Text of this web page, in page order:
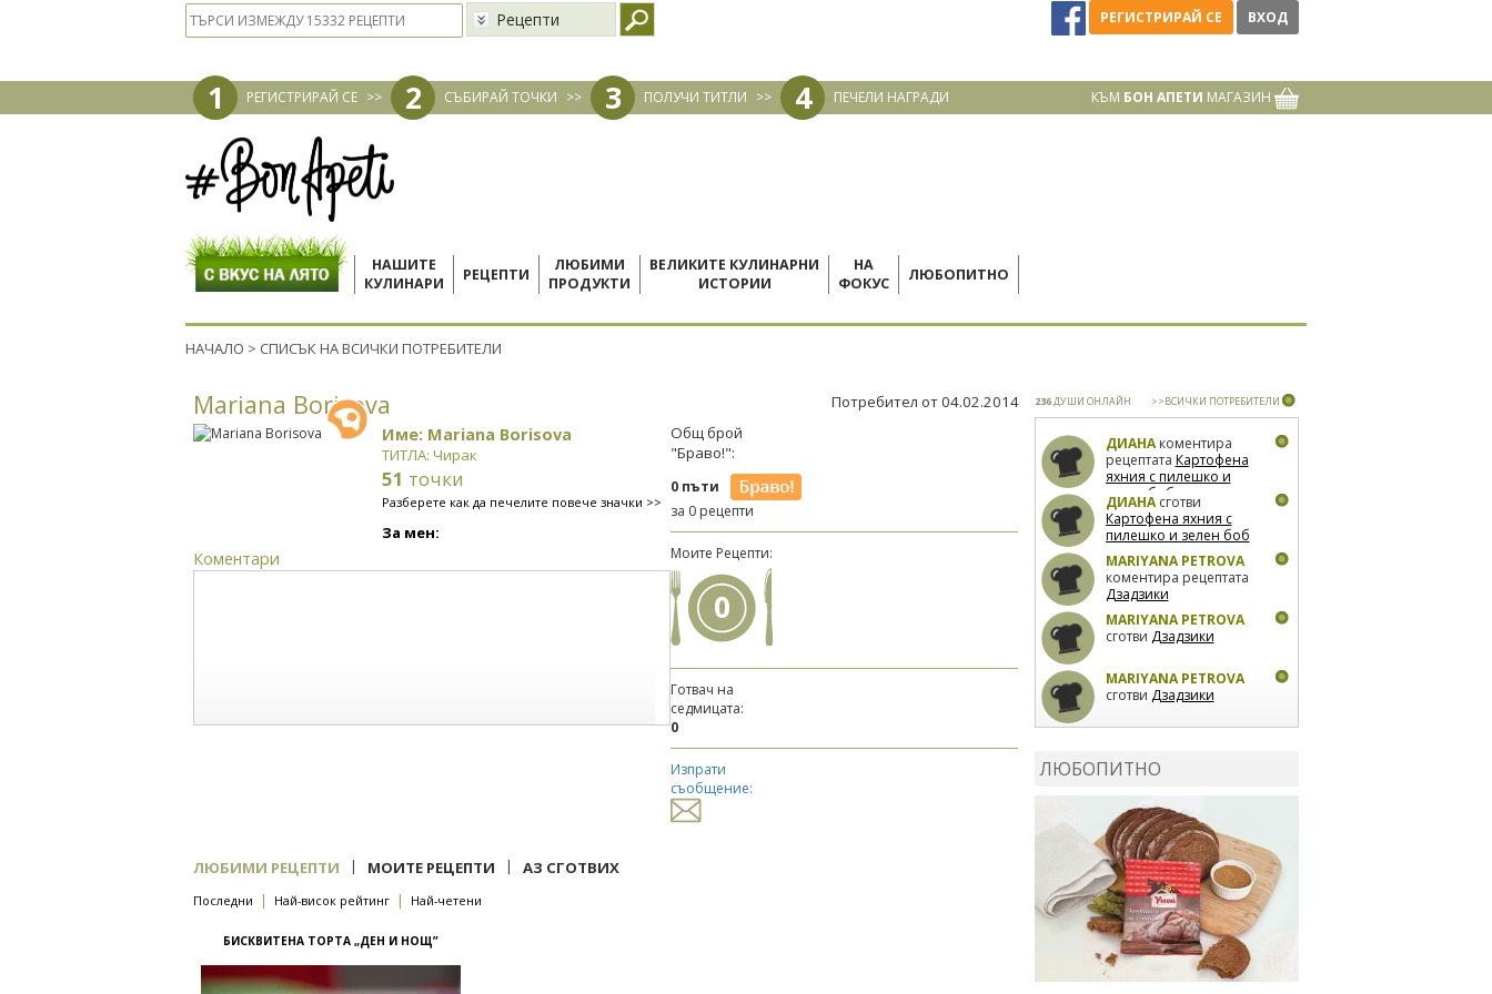
Рецепти РЕГИСТРИРАЙ СЕ ВХОД
1 РЕГИСТРИРАЙ СЕ >> 2 СЪБИРАЙ ТОЧКИ >> 3 ПОЛУЧИ ТИТЛИ >> 4 ПЕЧЕЛИ НАГРАДИ КЪМ БОН АПЕТИ МАГАЗИН
НАШИТЕ
КУЛИНАРИ
РЕЦЕПТИ
ЛЮБИМИ
ПРОДУКТИ
ВЕЛИКИТЕ КУЛИНАРНИ
ИСТОРИИ
НА
ФОКУС
ЛЮБОПИТНО
НАЧАЛО > СПИСЪК НА ВСИЧКИ ПОТРЕБИТЕЛИ
Mariana Borisova Потребител от 04.02.2014
Име: Mariana Borisova
ТИТЛА: Чирак
51 точки
Разберете как да печелите повече значки >>
За мен:
Коментари
Общ брой
"Браво!":
0 пъти
за 0 рецепти
Моите Рецепти:
0
Готвач на
седмицата:
0
Изпрати
съобщение:
ЛЮБИМИ РЕЦЕПТИ | МОИТЕ РЕЦЕПТИ | АЗ СГОТВИХ
Последни | Най-висок рейтинг | Най-четени
БИСКВИТЕНА ТОРТА „ДЕН И НОЩ”
236ДУШИ ОНЛАЙН >>ВСИЧКИ ПОТРЕБИТЕЛИ
ДИАНАкоментира
рецептата Картофена
яхния с пилешко и
зелен боб
ДИАНАсготви
Картофена яхния с
пилешко и зелен боб
MARIYANA PETROVA
коментира рецептата
Дзадзики
MARIYANA PETROVA
сготви Дзадзики
MARIYANA PETROVA
сготви Дзадзики
фурна
КАРДАШЕВ
коментира
рецептатаСвински
ребра с печени
картофи
ЛЮБОПИТНО